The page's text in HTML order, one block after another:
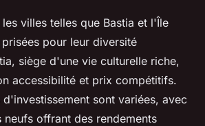
villes telles que Bastia et l'Île
pour leur diversité
siège d'une vie culturelle riche,
accessibilité et prix compétitifs.
sont variées, avec
neufs offrant des rendements